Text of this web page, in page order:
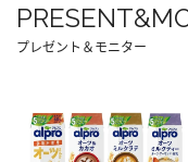
プレゼント＆モニター